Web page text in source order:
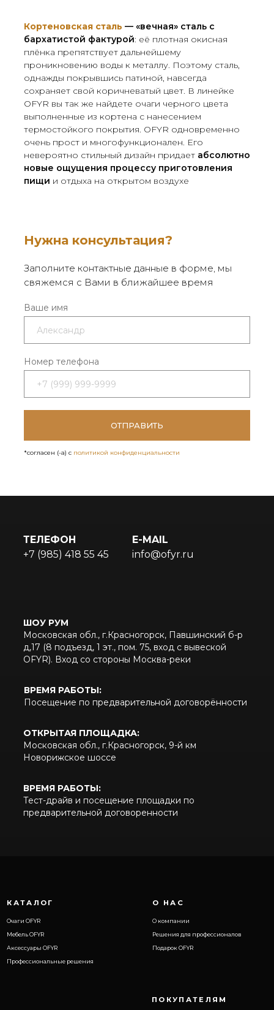
Кортеновcкая сталь — «вечная» сталь с
бархатистой фактурой: её плотная окисная
плёнка препятствует дальнейшему
проникновению воды к металлу. Поэтому сталь,
однажды покрывшись патиной, навсегда
сохраняет свой коричневатый цвет. В линейке
OFYR вы так же найдете очаги черного цвета
выполненные из кортена с нанесением
термостойкого покрытия. OFYR одновременно
очень прост и многофункционален. Его
невероятно стильный дизайн придает абсолютно
новые ощущения процессу приготовления
пищи и отдыха на открытом воздухе
Ваше имя
Номер телефона
ОТПРАВИТЬ
Заполните контактные данные в форме, мы
свяжемся с Вами в ближайшее время
Нужна консультация?
*согласен (-а) с политикой конфиденциальности
E-MAIL
info@ofyr.ru
ВРЕМЯ РАБОТЫ:
Тест-драйв и посещение площадки по
предварительной договоренности
ВРЕМЯ РАБОТЫ:
Посещение по предварительной договорённости
ОТКРЫТАЯ ПЛОЩАДКА:
Московская обл., г.Красногорск, 9-й км
Новорижское шоссе
ШОУ РУМ
Московская обл., г.Красногорск, Павшинский б-р
д,17 (8 подъезд, 1 эт., пом. 75, вход с вывеской
OFYR). Вход со стороны Москва-реки
ТЕЛЕФОН
+7 (985) 418 55 45
Подарок OFYR
FAQ
Новости и статьи
ООО НИКА - эксклюзивный
ИНН/КПП 7714363355/771401001
Дизайн продуктов OFYR зарегистрирован в ЕС под номерами 02580431-0001/2,
003122373-0001 и 0074554590-0001.
Патенты на дизайн в США зарегистрированы под номерами US D798099
S и US D830095 S.
Торговая марка OFYR зарегистрирована ЕС, Австралии,